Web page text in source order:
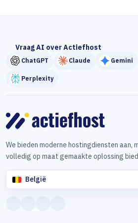
Vraag AI over Actiefhost
ChatGPT Claude Gemini
Perplexity
We bieden moderne hostingdiensten aan,
volledig op maat gemaakte oplossing
België